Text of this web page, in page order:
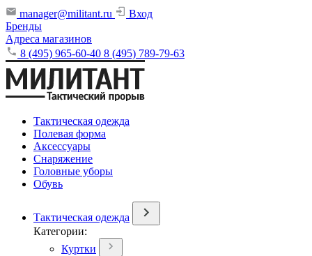
manager@militant.ru
Вход
Бренды
Адреса магазинов
8 (495) 965-60-40 8 (495) 789-79-63
Тактическая одежда
Полевая форма
Аксессуары
Снаряжение
Головные уборы
Обувь
Тактическая одежда
Категории:
Куртки